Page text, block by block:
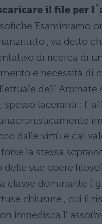
il file per
Esaminiamo
, va detto
di ricerca di
e necessità di
dell’
spesso laceranti : l’
dalle virtù e dai
la stessa
delle sue opere
classe dominante (
chiusure , cui il
impedisca l’